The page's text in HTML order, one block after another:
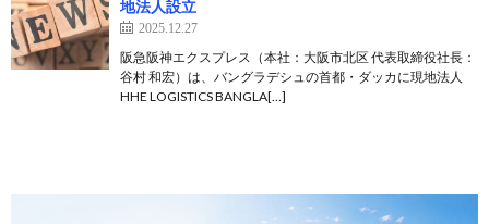
地法人設立
2025.12.27
阪急阪神エクスプレス（本社：大阪市北区 代表取締役社長：
谷村 和宏）は、バングラデシュの首都・ダッカに現地法人
HHE LOGISTICS BANGLA[…]